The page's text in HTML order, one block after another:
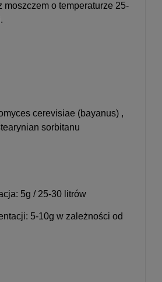
moszczem o temperaturze 25-
cerevisiae (bayanus) ,
sorbitanu
5g / 25-30 litrów
5-10g w zależności od